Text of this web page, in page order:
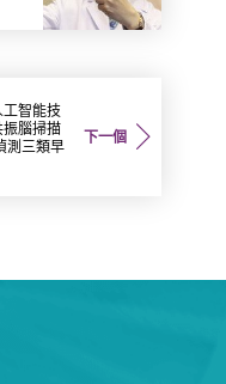
下一個
智能技
腦掃描
測三類早